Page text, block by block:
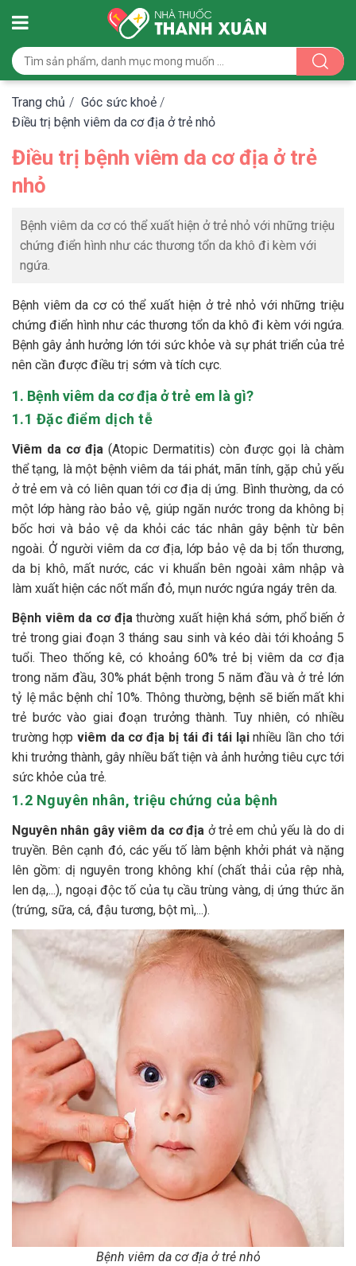
Trang chủ / Góc sức khoẻ /
Điều trị bệnh viêm da cơ địa ở trẻ nhỏ
Điều trị bệnh viêm da cơ địa ở trẻ
nhỏ
Bệnh viêm da cơ có thể xuất hiện ở trẻ nhỏ với những triệu
chứng điển hình như các thương tổn da khô đi kèm với
ngứa.
Bệnh viêm da cơ có thể xuất hiện ở trẻ nhỏ với những triệu
chứng điển hình như các thương tổn da khô đi kèm với ngứa.
Bệnh gây ảnh hưởng lớn tới sức khỏe và sự phát triển của trẻ
nên cần được điều trị sớm và tích cực.
1. Bệnh viêm da cơ địa ở trẻ em là gì?
1.1 Đặc điểm dịch tễ
Viêm da cơ địa (Atopic Dermatitis) còn được gọi là chàm
thể tạng, là một bệnh viêm da tái phát, mãn tính, gặp chủ yếu
ở trẻ em và có liên quan tới cơ địa dị ứng. Bình thường, da có
một lớp hàng rào bảo vệ, giúp ngăn nước trong da không bị
bốc hơi và bảo vệ da khỏi các tác nhân gây bệnh từ bên
ngoài. Ở người viêm da cơ địa, lớp bảo vệ da bị tổn thương,
da bị khô, mất nước, các vi khuẩn bên ngoài xâm nhập và
làm xuất hiện các nốt mẩn đỏ, mụn nước ngứa ngáy trên da.
Bệnh viêm da cơ địathường xuất hiện khá sớm, phổ biến ở
trẻ trong giai đoạn 3 tháng sau sinh và kéo dài tới khoảng 5
tuổi. Theo thống kê, có khoảng 60% trẻ bị viêm da cơ địa
trong năm đầu, 30% phát bệnh trong 5 năm đầu và ở trẻ lớn
tỷ lệ mắc bệnh chỉ 10%. Thông thường, bệnh sẽ biến mất khi
trẻ bước vào giai đoạn trưởng thành. Tuy nhiên, có nhiều
trường hợp viêm da cơ địa bị tái đi tái lạinhiều lần cho tới
khi trưởng thành, gây nhiều bất tiện và ảnh hưởng tiêu cực tới
sức khỏe của trẻ.
1.2 Nguyên nhân, triệu chứng của bệnh
Nguyên nhân gây viêm da cơ địa ở trẻ em chủ yếu là do di
truyền. Bên cạnh đó, các yếu tố làm bệnh khởi phát và nặng
lên gồm: dị nguyên trong không khí (chất thải của rệp nhà,
len dạ,...), ngoại độc tố của tụ cầu trùng vàng, dị ứng thức ăn
(trứng, sữa, cá, đậu tương, bột mì,...).
Bệnh viêm da cơ địa ở trẻ nhỏ